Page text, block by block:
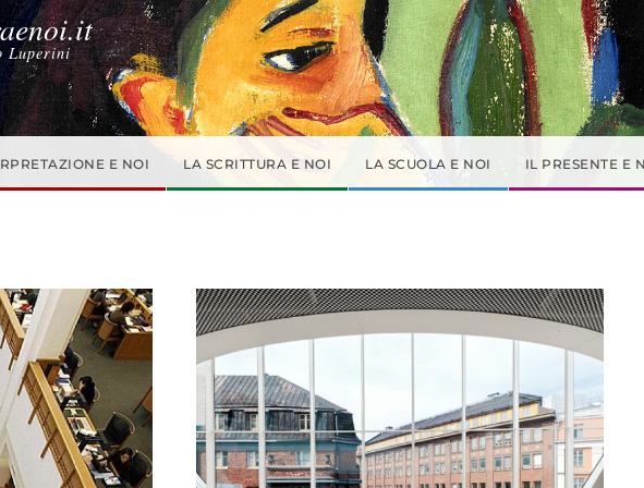
Luperini
E NOI LA SCRITTURA E NOI LA SCUOLA E NOI IL PRESENTE E